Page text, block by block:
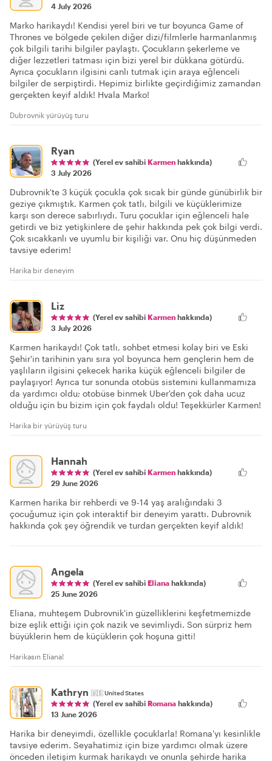
4 July 2026
Marko harikaydı! Kendisi yerel biri ve tur boyunca Game of
Thrones ve bölgede çekilen diğer dizi/filmlerle harmanlanmış
çok bilgili tarihi bilgiler paylaştı. Çocukların şekerleme ve
diğer lezzetleri tatması için bizi yerel bir dükkana götürdü.
Ayrıca çocukların ilgisini canlı tutmak için araya eğlenceli
bilgiler de serpiştirdi. Hepimiz birlikte geçirdiğimiz zamandan
gerçekten keyif aldık! Hvala Marko!
Dubrovnik yürüyüş turu
Ryan
(Yerel ev sahibi Karmen hakkında)
3 July 2026
Dubrovnik'te 3 küçük çocukla çok sıcak bir günde günübirlik bir
geziye çıkmıştık. Karmen çok tatlı, bilgili ve küçüklerimize
karşı son derece sabırlıydı. Turu çocuklar için eğlenceli hale
getirdi ve biz yetişkinlere de şehir hakkında pek çok bilgi verdi.
Çok sıcakkanlı ve uyumlu bir kişiliği var. Onu hiç düşünmeden
tavsiye ederim!
Harika bir deneyim
Liz
(Yerel ev sahibi Karmen hakkında)
3 July 2026
Karmen harikaydı! Çok tatlı, sohbet etmesi kolay biri ve Eski
Şehir'in tarihinin yanı sıra yol boyunca hem gençlerin hem de
yaşlıların ilgisini çekecek harika küçük eğlenceli bilgiler de
paylaşıyor! Ayrıca tur sonunda otobüs sistemini kullanmamıza
da yardımcı oldu; otobüse binmek Uber'den çok daha ucuz
olduğu için bu bizim için çok faydalı oldu! Teşekkürler Karmen!
Harika bir yürüyüş turu
Hannah
(Yerel ev sahibi Karmen hakkında)
29 June 2026
Karmen harika bir rehberdi ve 9-14 yaş aralığındaki 3
çocuğumuz için çok interaktif bir deneyim yarattı. Dubrovnik
hakkında çok şey öğrendik ve turdan gerçekten keyif aldık!
Angela
(Yerel ev sahibi Eliana hakkında)
25 June 2026
Eliana, muhteşem Dubrovnik'in güzelliklerini keşfetmemizde
bize eşlik ettiği için çok nazik ve sevimliydi. Son sürpriz hem
büyüklerin hem de küçüklerin çok hoşuna gitti!
Harikasın Eliana!
Kathryn 🇺🇸United States
(Yerel ev sahibi Romana hakkında)
13 June 2026
Harika bir deneyimdi, özellikle çocuklarla! Romana'yı kesinlikle
tavsiye ederim. Seyahatimiz için bize yardımcı olmak üzere
önceden iletişim kurmak harikaydı ve onunla şehirde harika